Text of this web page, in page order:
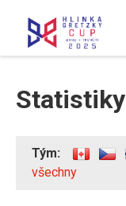
Statistiky
Tým:
všechny